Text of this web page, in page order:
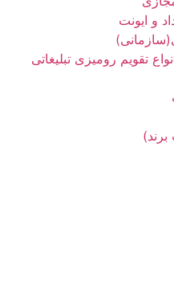
و ایونت
تقویم رومیزی تبلیغاتی